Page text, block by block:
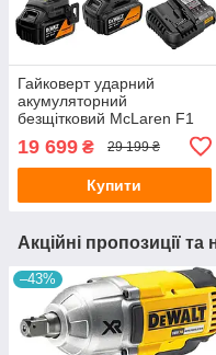
Гайковерт ударний
акумуляторний
безщітковий McLaren F1
TEAM SPECIAL EDITION
DeWALT DCF92MP2T
19 699 ₴ 29 199 ₴
Купити
Акційні пропозиції та
–43%